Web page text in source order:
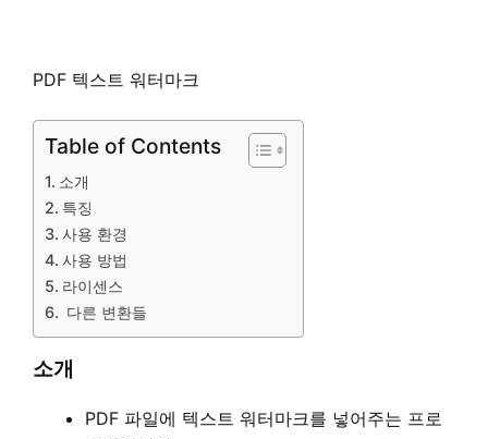
PDF 텍스트 워터마크
Table of Contents
소개
특징
사용 환경
사용 방법
라이센스
다른 변환들
소개
PDF 파일에 텍스트 워터마크를 넣어주는 프로